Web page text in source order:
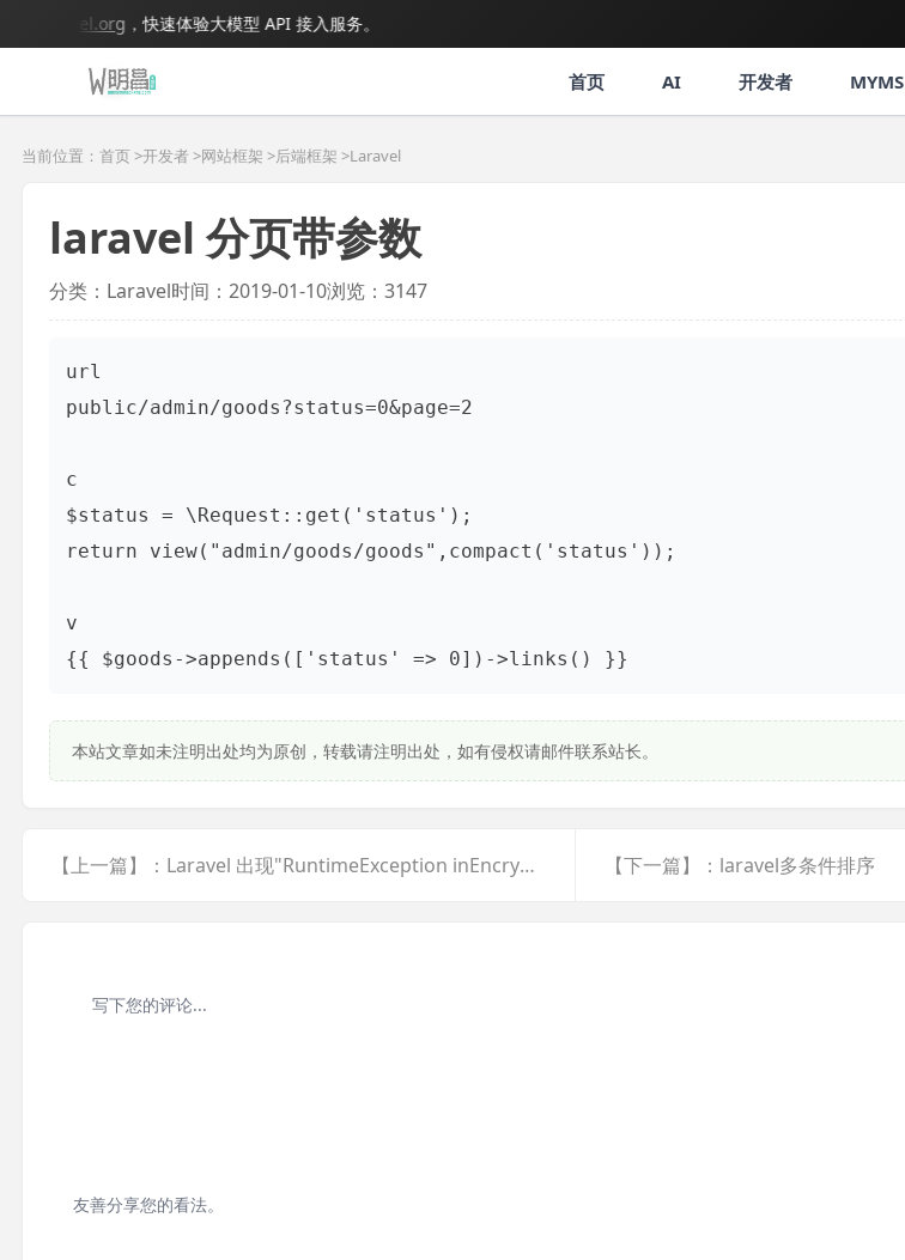
，快速体验大模型 API 接入服务。
首页 AI 开发者 MYMS
当前位置：首页 >开发者 >网站框架 >后端框架 >Laravel
laravel 分页带参数
分类：Laravel时间：2019-01-10浏览：3147
url
public/admin/goods?status=0&page=2
c
$status = \Request::get('status');
return view("admin/goods/goods",compact('status'));
v
{{ $goods->appends(['status' => 0])->links() }}
本站文章如未注明出处均为原创，转载请注明出处，如有侵权请邮件联系站长。
【上一篇】：Laravel 出现"RuntimeException inEncrypte... <a href="javascript:;" class="f-yellow">显示全部</a> 【下一篇】：laravel多条件排序
友善分享您的看法。